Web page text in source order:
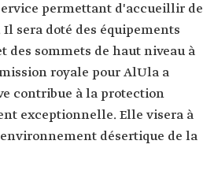
permettant d'accueillir
sera doté des équipements
sommets de haut niveau à
royale pour AlUla a
contribue à la protection
exceptionnelle. Elle visera à
désertique de la